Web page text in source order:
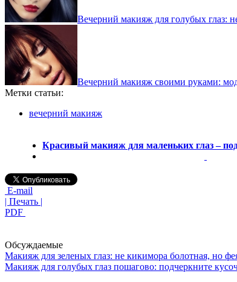
Вечерний макияж для голубых глаз:
Вечерний макияж своими руками:
Метки статьи:
вечерний макияж
Красивый макияж для маленьких глаз –
E-mail
| Печать |
PDF
Обсуждаемые
Макияж для зеленых глаз: не кикимора болотная, но
Макияж для голубых глаз пошагово: подчеркните